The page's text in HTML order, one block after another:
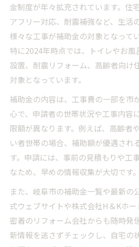
金制度が年々拡充されています。住
アフリー対応、耐震補強など、生活
様々な工事が補助金の対象となって
特に2024年時点では、トイレやお風
設置、耐震リフォーム、高齢者向け
対象となっています。
補助金の内容は、工事費の一部を市
心で、申請者の世帯状況や工事内容
限額が異なります。例えば、高齢者
い者世帯の場合、補助額が優遇され
す。申請には、事前の見積もりや工
なため、早めの情報収集が大切です。
また、岐阜市の補助金一覧や最新の
式ウェブサイトや株式会社H＆Kホ
密着のリフォーム会社からも随時発
新情報を逃さずチェックし、自宅の